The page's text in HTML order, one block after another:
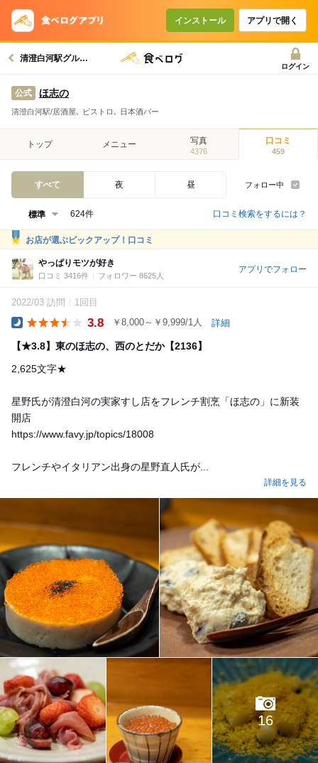
インストール アプリで開く
清澄白河駅グルメへ
ログイン
公式 ほ志の
清澄白河駅/居酒屋､ ビストロ､ 日本酒バー
トップ メニュー 写真
4376
口コミ
459
すべて 夜 昼 フォロー中
624件 口コミ検索をするには？
お店が選ぶピックアップ！口コミ
やっぱりモツが好き
口コミ 3416件 フォロワー 8625人
アプリでフォロー
2022/03 訪問 1回目
3.8 ￥8,000～￥9,999/1人 詳細
【★3.8】東のほ志の、西のとだか【2136】
2,625文字★
星野氏が清澄白河の実家すし店をフレンチ割烹「ほ志の」に新装
開店
https://www.favy.jp/topics/18008
フレンチやイタリアン出身の星野直人氏が...
詳細を見る
16